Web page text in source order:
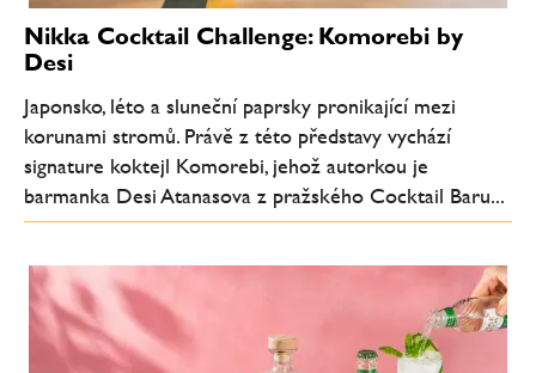
Nikka Cocktail Challenge: Komorebi by
Desi
Japonsko, léto a sluneční paprsky pronikající mezi
korunami stromů. Právě z této představy vychází
signature koktejl Komorebi, jehož autorkou je
barmanka Desi Atanasova z pražského Cocktail Baru...